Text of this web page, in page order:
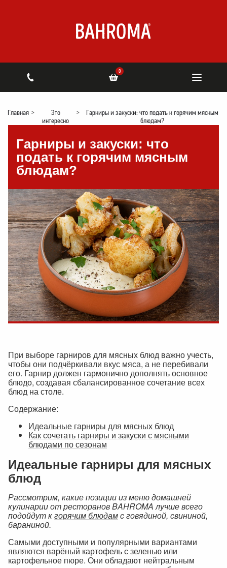
0
Главная >
Это
интересно
>
Гарниры и закуски: что подать к горячим мясным
блюдам?
Гарниры и закуски: что
подать к горячим мясным
блюдам?
При выборе гарниров для мясных блюд важно учесть,
чтобы они подчёркивали вкус мяса, а не перебивали
его. Гарнир должен гармонично дополнять основное
блюдо, создавая сбалансированное сочетание всех
блюд на столе.
Содержание:
Идеальные гарниры для мясных блюд
Как сочетать гарниры и закуски с мясными
блюдами по сезонам
Идеальные гарниры для мясных
блюд
Рассмотрим, какие позиции из меню домашней
кулинарии от ресторанов BAHROMA лучше всего
подойдут кгорячим блюдамс говядиной, свининой,
бараниной.
Самыми доступными и популярными вариантами
являются варёный картофель с зеленью или
картофельное пюре. Они обладают нейтральным